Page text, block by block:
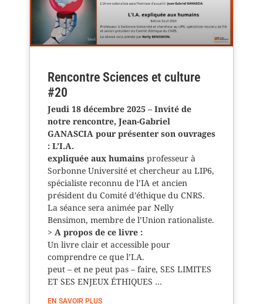
Rencontre Sciences et culture
#20
Jeudi 18 décembre 2025 – Invité de
notre rencontre, Jean-Gabriel
GANASCIA pour présenter son ouvrages
: L’I.A.
expliquée aux humains professeur à
Sorbonne Université et chercheur au LIP6,
spécialiste reconnu de l’IA et ancien
président du Comité d’éthique du CNRS.
La séance sera animée par Nelly
Bensimon, membre de l’Union rationaliste.
> A propos de ce livre :
Un livre clair et accessible pour
comprendre ce que l’I.A.
peut – et ne peut pas – faire, SES LIMITES
ET SES ENJEUX ÉTHIQUES …
EN SAVOIR PLUS